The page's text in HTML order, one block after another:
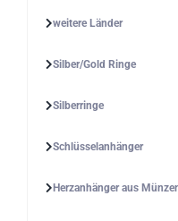
weitere Länder
Silber/Gold Ringe
Silberringe
Schlüsselanhänger
Herzanhänger aus